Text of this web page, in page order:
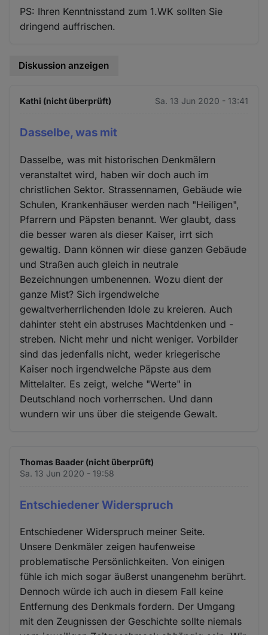
PS: Ihren Kenntnisstand zum 1.WK sollten Sie
dringend auffrischen.
Diskussion anzeigen
Kathi (nicht überprüft) Sa. 13 Jun 2020 - 13:41
Dasselbe, was mit
Dasselbe, was mit historischen Denkmälern
veranstaltet wird, haben wir doch auch im
christlichen Sektor. Strassennamen, Gebäude wie
Schulen, Krankenhäuser werden nach "Heiligen",
Pfarrern und Päpsten benannt. Wer glaubt, dass
die besser waren als dieser Kaiser, irrt sich
gewaltig. Dann können wir diese ganzen Gebäude
und Straßen auch gleich in neutrale
Bezeichnungen umbenennen. Wozu dient der
ganze Mist? Sich irgendwelche
gewaltverherrlichenden Idole zu kreieren. Auch
dahinter steht ein abstruses Machtdenken und -
streben. Nicht mehr und nicht weniger. Vorbilder
sind das jedenfalls nicht, weder kriegerische
Kaiser noch irgendwelche Päpste aus dem
Mittelalter. Es zeigt, welche "Werte" in
Deutschland noch vorherrschen. Und dann
wundern wir uns über die steigende Gewalt.
Thomas Baader (nicht überprüft)
Sa. 13 Jun 2020 - 19:58
Entschiedener Widerspruch
Entschiedener Widerspruch meiner Seite.
Unsere Denkmäler zeigen haufenweise
problematische Persönlichkeiten. Von einigen
fühle ich mich sogar äußerst unangenehm berührt.
Dennoch würde ich auch in diesem Fall keine
Entfernung des Denkmals fordern. Der Umgang
mit den Zeugnissen der Geschichte sollte niemals